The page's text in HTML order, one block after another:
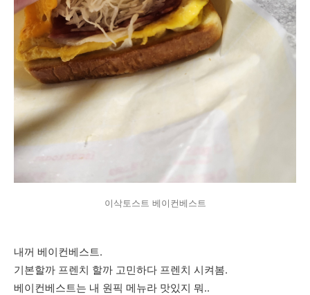
이삭토스트 베이컨베스트
내꺼 베이컨베스트.
기본할까 프렌치 할까 고민하다 프렌치 시켜봄.
베이컨베스트는 내 원픽 메뉴라 맛있지 뭐..